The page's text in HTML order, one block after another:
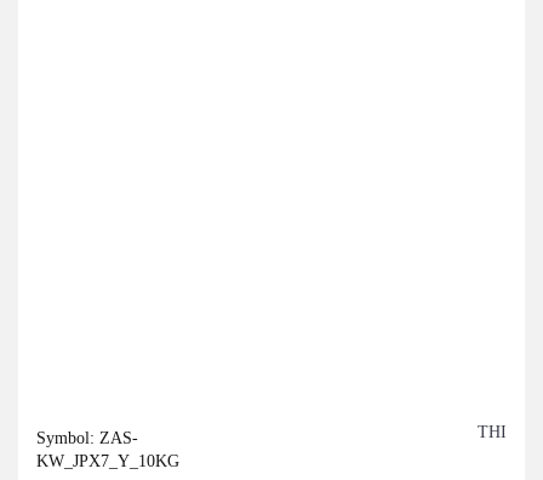
Symbol: ZAS-
KW_JPX7_Y_10KG
THI